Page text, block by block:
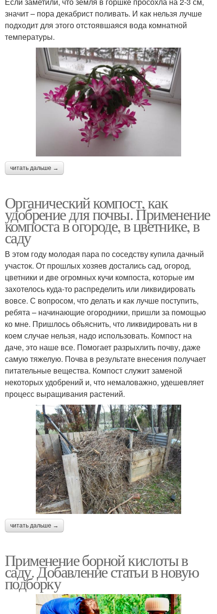
значит – пора декабрист поливать. И как нельзя лучше
подходит для этого отстоявшаяся вода комнатной
температуры.
читать дальше →
Органический компост, как
удобрение для почвы. Применение
компоста в огороде, в цветнике, в
саду
В этом году молодая пара по соседству купила дачный
участок. От прошлых хозяев достались сад, огород,
цветники и две огромных кучи компоста, которые им
захотелось куда-то распределить или ликвидировать
вовсе. С вопросом, что делать и как лучше поступить,
ребята – начинающие огородники, пришли за помощью
ко мне. Пришлось объяснить, что ликвидировать ни в
коем случае нельзя, надо использовать. Компост на
даче, это наше все. Помогает разрыхлить почву, даже
самую тяжелую. Почва в результате внесения получает
питательные вещества. Компост служит заменой
некоторых удобрений и, что немаловажно, удешевляет
процесс выращивания растений.
читать дальше →
Применение борной кислоты в
саду. Добавление статьи в новую
подборку